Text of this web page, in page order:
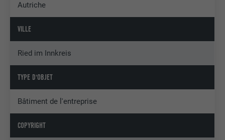
Autriche
VILLE
Ried im Innkreis
TYPE D'OBJET
Bâtiment de l'entreprise
COPYRIGHT